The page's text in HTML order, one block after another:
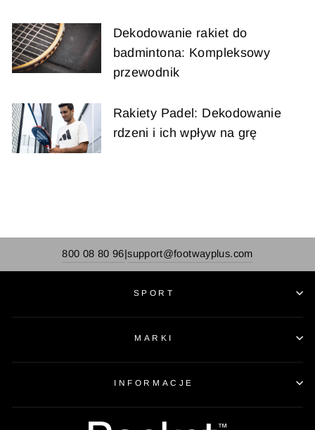
Dekodowanie rakiet do
badmintona: Kompleksowy
przewodnik
Rakiety Padel: Dekodowanie
rdzeni i ich wpływ na grę
800 08 80 96|support@footwayplus.com
SPORT
MARKI
INFORMACJE